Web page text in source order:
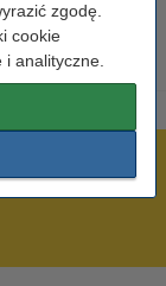
zgodę.
cookie
analityczne.